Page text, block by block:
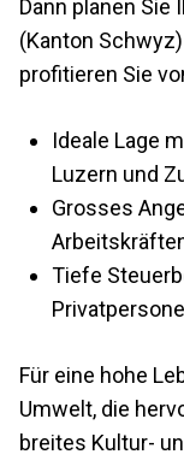
Dann planen
(Kanton
profitieren Sie
Ideale Lage
Luzern und
Grosses
Tiefe
Für eine hohe
Umwelt, die
breites Kultur-